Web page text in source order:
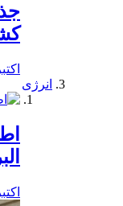
اکتبر 21,
انرژی
اکتبر 22,